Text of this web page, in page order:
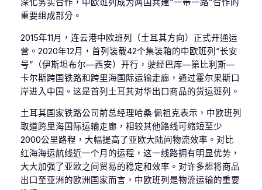
深化务实合作，中欧班列成为两国共建“一带一路”合作的
重要组成部分。
2015年11月，连云港中欧班列（土耳其方向）正式开通运
营。2020年12月，首列装载42个集装箱的中欧班列“长安
号”（伊斯坦布尔—西安）开行，驶经巴库—第比利斯—
卡尔斯跨国铁路和跨里海国际运输走廊，通过霍尔果斯口
岸进入中国。这是首列土耳其对华出口商品的货运班列。
土耳其国家铁路公司前总经理哈桑·佩祖克表示，中欧班列
取道跨里海国际运输走廊，相较其他路线可缩短至少
2000公里路程，大幅提高了亚欧大陆间物流效率。对比
红海海运航线近一个月的运程，这一线路拥有明显优势，
大大加强了亚欧之间贸易的稳定和效率。对许多想将商品
出口至亚洲的欧洲国家而言，中欧班列是物流运输的重要